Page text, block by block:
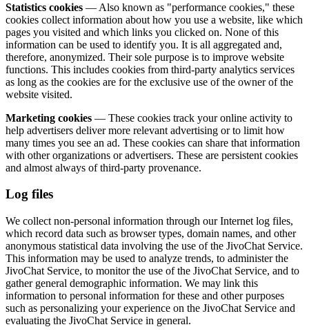
Statistics cookies — Also known as "performance cookies," these
cookies collect information about how you use a website, like which
pages you visited and which links you clicked on. None of this
information can be used to identify you. It is all aggregated and,
therefore, anonymized. Their sole purpose is to improve website
functions. This includes cookies from third-party analytics services
as long as the cookies are for the exclusive use of the owner of the
website visited.
Marketing cookies — These cookies track your online activity to
help advertisers deliver more relevant advertising or to limit how
many times you see an ad. These cookies can share that information
with other organizations or advertisers. These are persistent cookies
and almost always of third-party provenance.
Log files
We collect non-personal information through our Internet log files,
which record data such as browser types, domain names, and other
anonymous statistical data involving the use of the JivoChat Service.
This information may be used to analyze trends, to administer the
JivoChat Service, to monitor the use of the JivoChat Service, and to
gather general demographic information. We may link this
information to personal information for these and other purposes
such as personalizing your experience on the JivoChat Service and
evaluating the JivoChat Service in general.